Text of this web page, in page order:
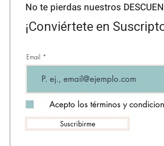
No te pierdas nuestros
¡Conviértete en
Email
Acepto los términos y
Suscribirme